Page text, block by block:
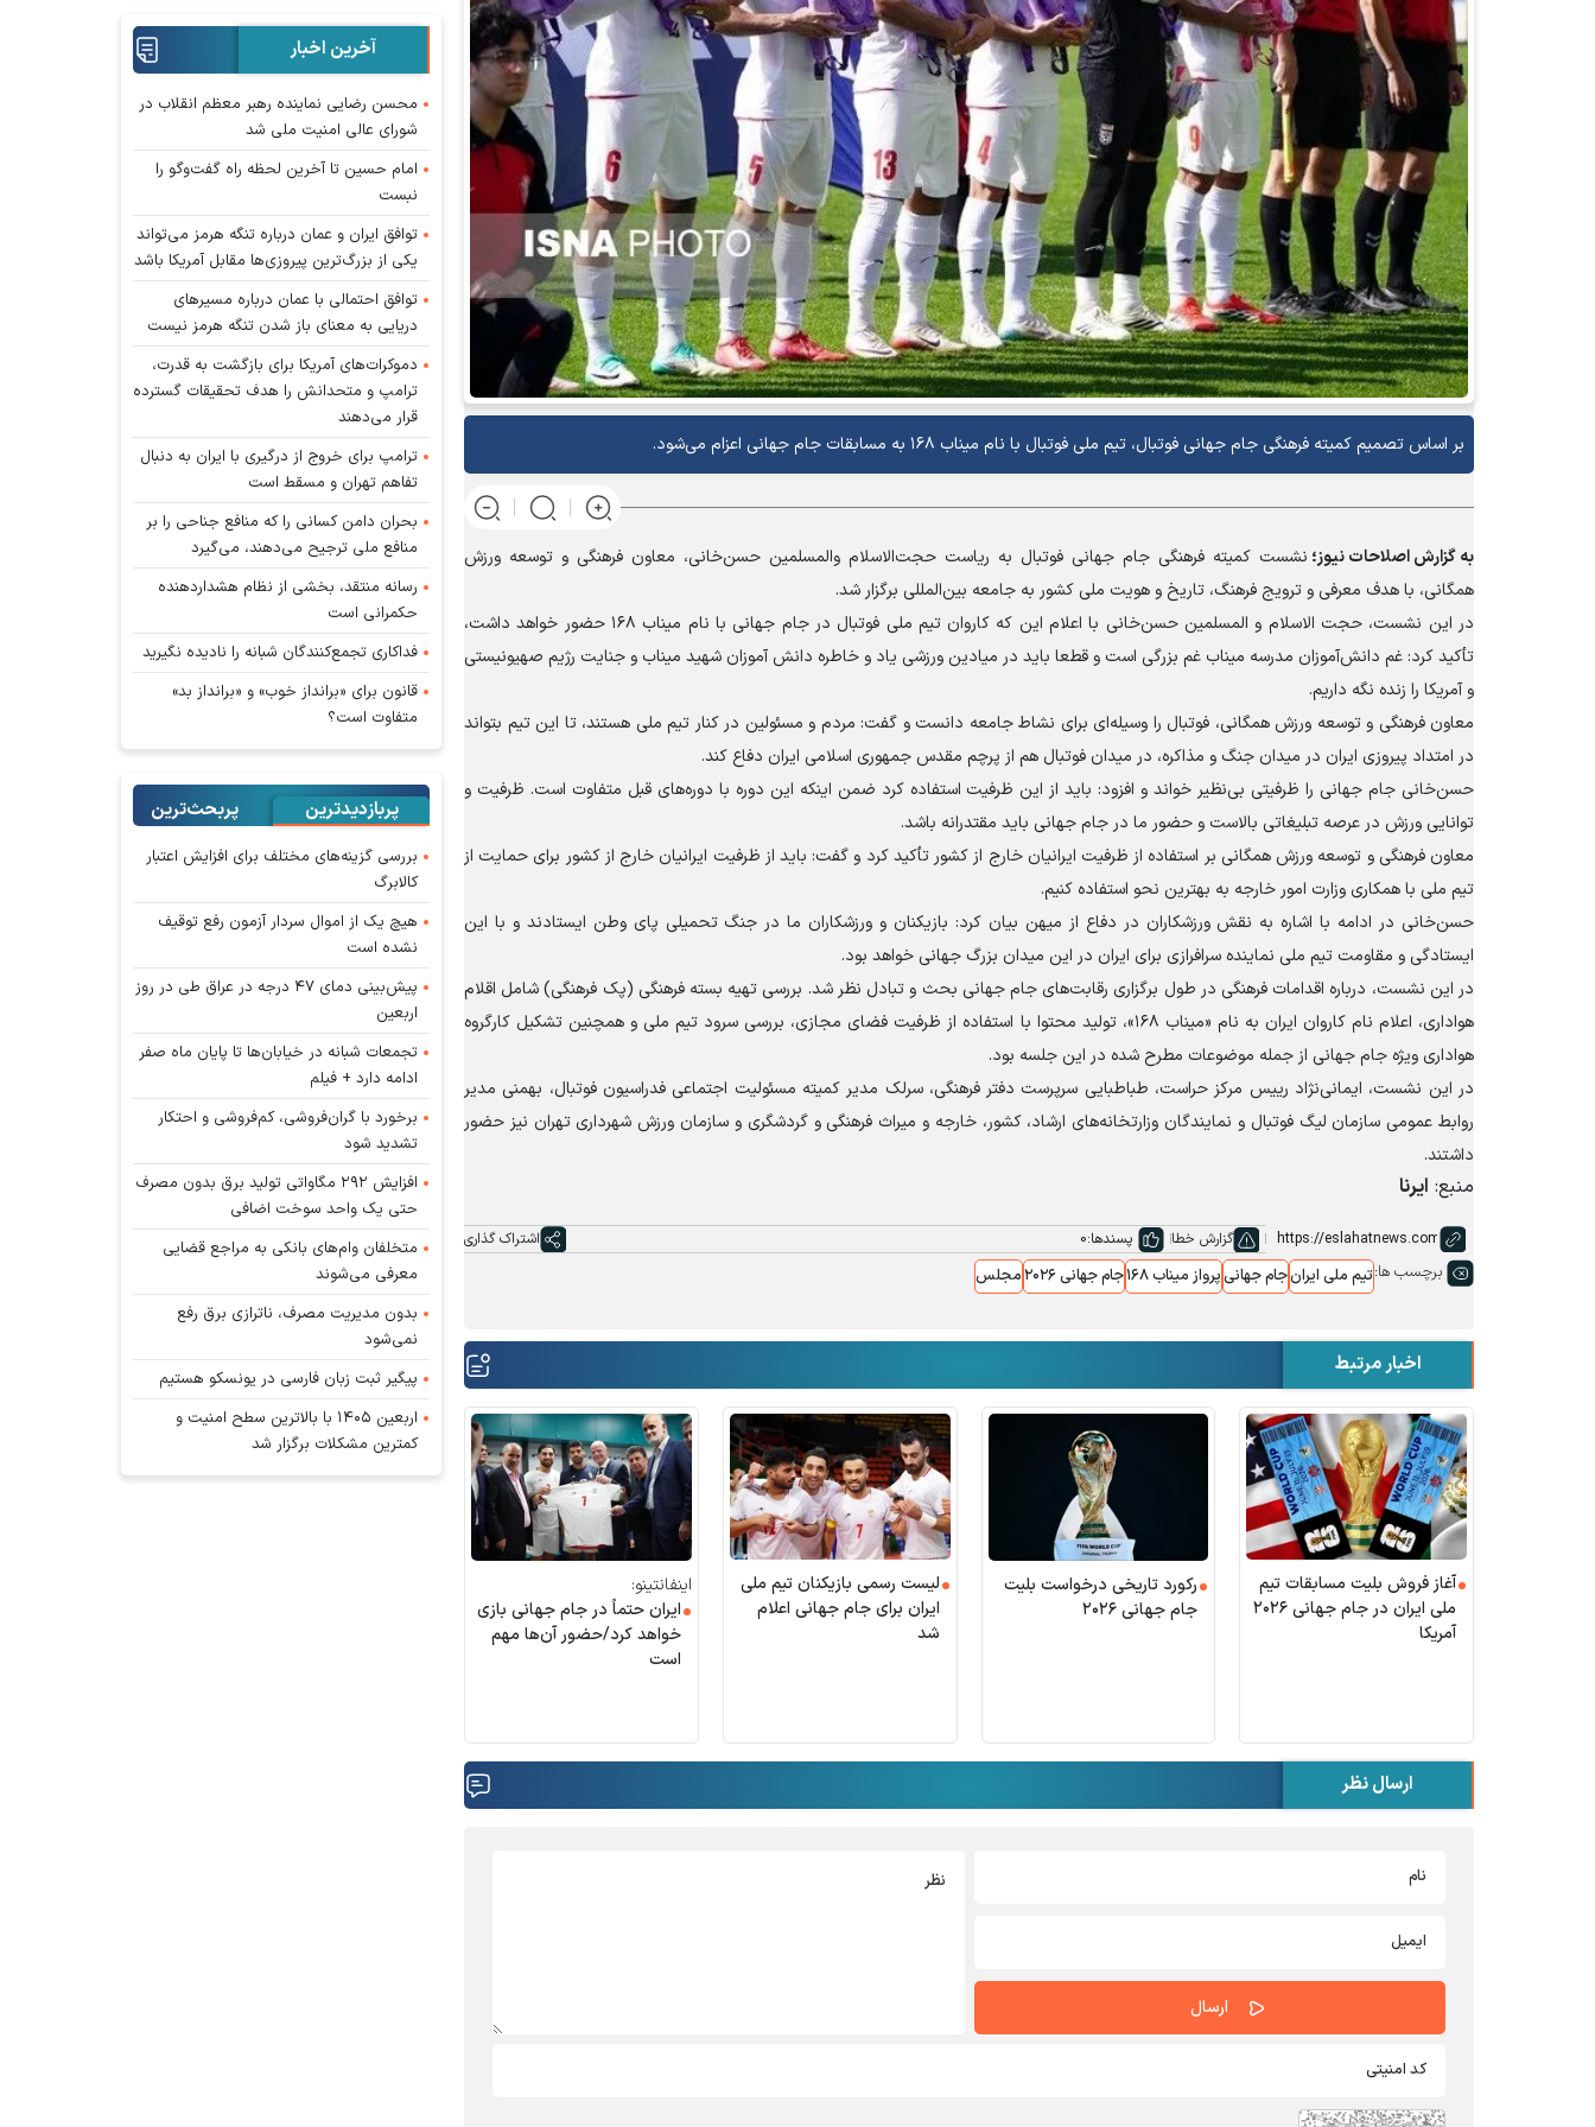
بر اساس تصمیم کمیته فرهنگی جام جهانی فوتبال، تیم ملی فوتبال با نام میناب ۱۶۸ به مسابقات جام جهانی اعزام می‌شود.
به گزارشاصلاحات نیوز؛ نشست کمیته فرهنگی جام جهانی فوتبال به ریاست حجت‌الاسلام والمسلمین حسن‌خانی، معاون فرهنگی و توسعه ورزش
همگانی، با هدف معرفی و ترویج فرهنگ، تاریخ و هویت ملی کشور به جامعه بین‌المللی برگزار شد.
در این نشست، حجت الاسلام و المسلمین حسن‌خانی با اعلام این که کاروان تیم ملی فوتبال در جام جهانی با نام میناب ۱۶۸ حضور خواهد داشت،
تأکید کرد: غم دانش‌آموزان مدرسه میناب غم بزرگی است و قطعا باید در میادین ورزشی یاد و خاطره دانش آموزان شهید میناب و جنایت رژیم صهیونیستی
و آمریکا را زنده نگه داریم.
معاون فرهنگی و توسعه ورزش همگانی، فوتبال را وسیله‌ای برای نشاط جامعه دانست و گفت: مردم و مسئولین در کنار تیم ملی هستند، تا این تیم بتواند
در امتداد پیروزی ایران در میدان جنگ و مذاکره، در میدان فوتبال هم از پرچم مقدس جمهوری اسلامی ایران دفاع کند.
حسن‌خانی جام جهانی را ظرفیتی بی‌نظیر خواند و افزود: باید از این ظرفیت استفاده کرد ضمن اینکه این دوره با دوره‌های قبل متفاوت است. ظرفیت و
توانایی ورزش در عرصه تبلیغاتی بالاست و حضور ما در جام جهانی باید مقتدرانه باشد.
معاون فرهنگی و توسعه ورزش همگانی بر استفاده از ظرفیت ایرانیان خارج از کشور تأکید کرد و گفت: باید از ظرفیت ایرانیان خارج از کشور برای حمایت از
تیم ملی با همکاری وزارت امور خارجه به بهترین نحو استفاده کنیم.
حسن‌خانی در ادامه با اشاره به نقش ورزشکاران در دفاع از میهن بیان کرد: بازیکنان و ورزشکاران ما در جنگ تحمیلی پای وطن ایستادند و با این
ایستادگی و مقاومت تیم ملی نماینده سرافرازی برای ایران در این میدان بزرگ جهانی خواهد بود.
در این نشست، درباره اقدامات فرهنگی در طول برگزاری رقابت‌های جام جهانی بحث و تبادل نظر شد. بررسی تهیه بسته فرهنگی (پک فرهنگی) شامل اقلام
هواداری، اعلام نام کاروان ایران به نام «میناب ١۶٨»، تولید محتوا با استفاده از ظرفیت فضای مجازی، بررسی سرود تیم ملی و همچنین تشکیل کارگروه
هواداری ویژه جام جهانی از جمله موضوعات مطرح شده در این جلسه بود.
در این نشست، ایمانی‌نژاد رییس مرکز حراست، طباطبایی سرپرست دفتر فرهنگی، سرلک مدیر کمیته مسئولیت اجتماعی فدراسیون فوتبال، بهمنی مدیر
روابط عمومی سازمان لیگ فوتبال و نمایندگان وزارتخانه‌های ارشاد، کشور، خارجه و میراث فرهنگی و گردشگری و سازمان ورزش شهرداری تهران نیز حضور
داشتند.
منبع: ایرنا
گزارش خطا پسندها:0 اشتراک گذاری
برچسب ها:تیم ملی ایرانجام جهانیپرواز میناب ۱۶۸ جام جهانی ۲۰۲۶ مجلس
اخبار مرتبط
آغاز فروش بلیت مسابقات تیم
ملی ایران در جام جهانی ۲۰۲۶
آمریکا
رکورد تاریخی درخواست بلیت
جام جهانی ۲۰۲۶
لیست رسمی بازیکنان تیم ملی
ایران برای جام جهانی اعلام
شد
اینفانتینو:
ایران حتماً در جام جهانی بازی
خواهد کرد/حضور آن‌ها مهم
است
ارسال نظر
آخرین اخبار
محسن رضایی نماینده رهبر معظم انقلاب در
شورای عالی امنیت ملی شد
امام حسین تا آخرین لحظه راه گفت‌و‌گو را
نبست
توافق ایران و عمان درباره تنگه هرمز می‌تواند
یکی از بزرگ‌ترین پیروزی‌ها مقابل آمریکا باشد
توافق احتمالی با عمان درباره مسیر‌های
دریایی به معنای باز شدن تنگه هرمز نیست
دموکرات‌های آمریکا برای بازگشت به قدرت،
ترامپ و متحدانش را هدف تحقیقات گسترده
قرار می‌دهند
ترامپ برای خروج از درگیری با ایران به دنبال
تفاهم تهران و مسقط است
بحران دامن کسانی را که منافع جناحی را بر
منافع ملی ترجیح می‌دهند، می‌گیرد
رسانه منتقد، بخشی از نظام هشداردهنده
حکمرانی است
فداکاری تجمع‌کنندگان شبانه را نادیده نگیرید
قانون برای «برانداز خوب» و «برانداز بد»
متفاوت است؟
پربازدیدترین پربحث‌ترین‌
بررسی گزینه‌های مختلف برای افزایش اعتبار
کالابرگ
هیچ یک از اموال سردار آزمون رفع توقیف
نشده است
پیش‌بینی دمای ۴۷ درجه در عراق طی در روز
اربعین
تجمعات شبانه در خیابان‌ها تا پایان ماه صفر
ادامه دارد + فیلم
برخورد با گران‌فروشی، کم‌فروشی و احتکار
تشدید شود
افزایش ۲۹۲ مگاواتی تولید برق بدون مصرف
حتی یک واحد سوخت اضافی
متخلفان وام‌های بانکی به مراجع قضایی
معرفی می‌شوند
بدون مدیریت مصرف، ناترازی برق رفع
نمی‌شود
پیگیر ثبت زبان فارسی در یونسکو هستیم
اربعین ۱۴۰۵ با بالاترین سطح امنیت و
کمترین مشکلات برگزار شد